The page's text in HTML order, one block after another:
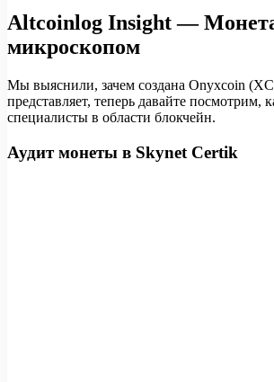
Altcoinlog Insight —
микроскопом
Мы выяснили, зачем создана Onyxcoin
представляет, теперь давайте посмотрим,
специалисты в области блокчейн.
Аудит монеты в Skynet Certik